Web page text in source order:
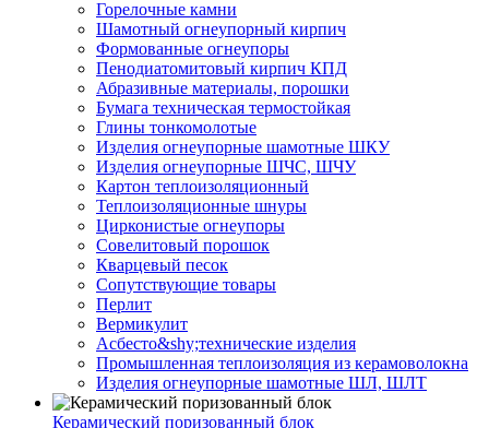
Горелочные камни
Шамотный огнеупорный кирпич
Формованные огнеупоры
Пенодиатомитовый кирпич КПД
Абразивные материалы, порошки
Бумага техническая термостойкая
Глины тонкомолотые
Изделия огнеупорные шамотные ШКУ
Изделия огнеупорные ШЧС, ШЧУ
Картон теплоизоляционный
Теплоизоляционные шнуры
Цирконистые огнеупоры
Совелитовый порошок
Кварцевый песок
Сопутствующие товары
Перлит
Вермикулит
Асбесто&shy;технические изделия
Промышленная теплоизоляция из керамоволокна
Изделия огнеупорные шамотные ШЛ, ШЛТ
Керамический поризованный блок